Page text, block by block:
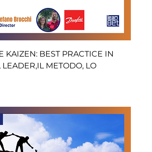
KAIZEN: BEST PRACTICE IN
LEADER,IL METODO, LO